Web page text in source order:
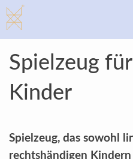
Zum
Inhalt
springen
Spielzeug
Kinder
Spielzeug, das sowohl
rechtshändigen